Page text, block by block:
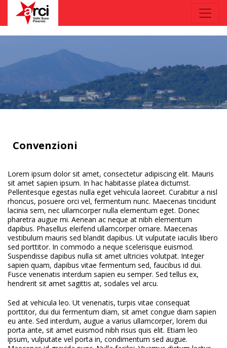
Convenzioni
Lorem ipsum dolor sit amet, consectetur adipiscing elit. Mauris
sit amet sapien ipsum. In hac habitasse platea dictumst.
Pellentesque egestas nulla eget vehicula laoreet. Curabitur a nisl
rhoncus, posuere orci vel, fermentum nunc. Maecenas tincidunt
lacinia sem, nec ullamcorper nulla elementum eget. Donec
pharetra augue mi. Aenean ac neque at nibh elementum
dapibus. Phasellus eleifend ullamcorper ornare. Maecenas
vestibulum mauris sed blandit dapibus. Ut vulputate iaculis libero
sed porttitor. In commodo a neque scelerisque euismod.
Suspendisse dapibus nulla sit amet ultricies volutpat. Integer
sapien quam, dapibus vitae fermentum sed, faucibus id dui.
Fusce venenatis interdum sapien eu semper. Sed tellus ex,
hendrerit sit amet sagittis at, sodales vel arcu.
Sed at vehicula leo. Ut venenatis, turpis vitae consequat
porttitor, dui dui fermentum diam, sit amet congue diam sapien
eu ante. Sed interdum, augue a varius ullamcorper, lorem dui
porta ante, sit amet euismod nibh risus quis elit. Etiam leo
ipsum, vulputate vel porta in, condimentum sed augue.